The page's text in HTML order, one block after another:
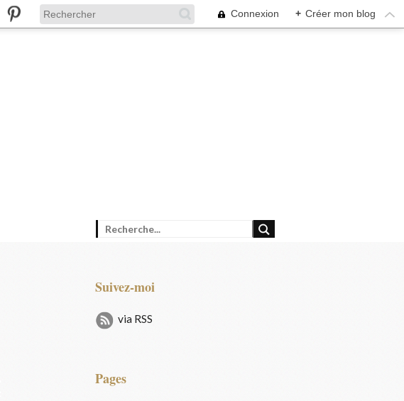
Connexion + Créer mon blog
Suivez-moi
via RSS
Pages